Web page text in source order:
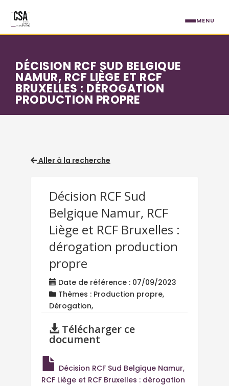
DÉCISION RCF SUD BELGIQUE
NAMUR, RCF LIÈGE ET RCF
BRUXELLES : DÉROGATION
PRODUCTION PROPRE
Aller à la recherche
Décision RCF Sud
Belgique Namur, RCF
Liège et RCF Bruxelles :
dérogation production
propre
Date de référence : 07/09/2023
Thèmes : Production propre,
Dérogation,
Télécharger ce
document
Décision RCF Sud Belgique Namur,
RCF Liège et RCF Bruxelles : dérogation
MENU